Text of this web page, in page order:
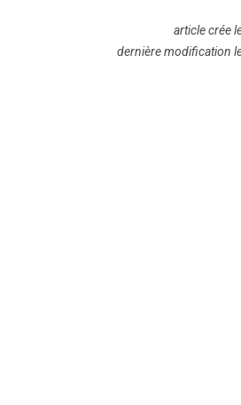
article crée
dernière modification